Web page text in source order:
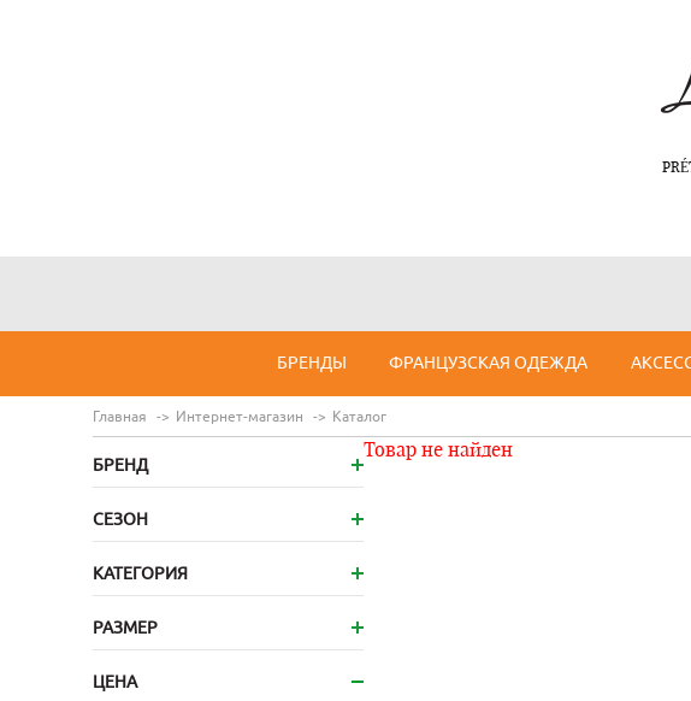
БРЕНДЫ ФРАНЦУЗСКАЯ ОДЕЖДА
Главная Интернет-магазин Каталог
БРЕНД
СЕЗОН
КАТЕГОРИЯ
РАЗМЕР
ЦЕНА
Товар не найден